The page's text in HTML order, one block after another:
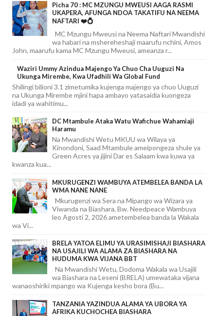
Picha 70 : MC MZUNGU MWEUSI AAGA RASMI
UKAPERA, AFUNGA NDOA TAKATIFU NA NEEMA
NAFTARI ❤️💍
MC Mzungu Mweusi na Neema Naftari Mwandishi
wa habari na mshereheshaji maarufu nchini, Amos
John, maarufu kama MC Mzungu Mweusi, ameanza r...
Waziri Ummy Azindua Majengo Ya Chuo Cha Uuguzi Na
Ukunga Mirembe, Kwa Ufadhili Wa Global Fund
Shilingi bilioni 3.1 zimetumika kujenga majengo ya chuo Uuguzi
na Ukunga Mirembe mjini hapa ambayo yatasaidia kuongeza
idadi ya wahitimu...
DC Mtambule Ataka Watu Wafichue Wahamiaji
Haramu
Na Mwandishi Wetu MKUU wa Wilaya ya
Kinondoni, Saad Mtambule ameipongeza shule ya
Green Acres ya jijini Dar es Salaam kwa kuwa ya
kwanza kua...
MKURUGENZI WAMBUYA ATEMBELEA BANDA LA
WMA NANE NANE
Mkurugenzi wa Sera na Mipango wa Wizara ya
Viwanda na Biashara, Bw. Needpeace Wambuya
leo Agosti 2, 2026 ametembelea banda la Wakala
wa Vi...
BRELA YATOA ELIMU YA URASIMISHAJI BIASHARA
NA USAJILI WA ALAMA ZA BIASHARA NA
HUDUMA KWA VIJANA BBT
Na Mwandishi Wetu, Dodoma Wakala wa Usajili
wa Biashara na Leseni (BRELA) umewataka vijana
wanaoshiriki mpango wa Kujenga kesho bora (Bu...
TANZANIA YAZINDUA ALAMA YA UBORA YA
AFRIKA KUCHOCHEA BIASHARA